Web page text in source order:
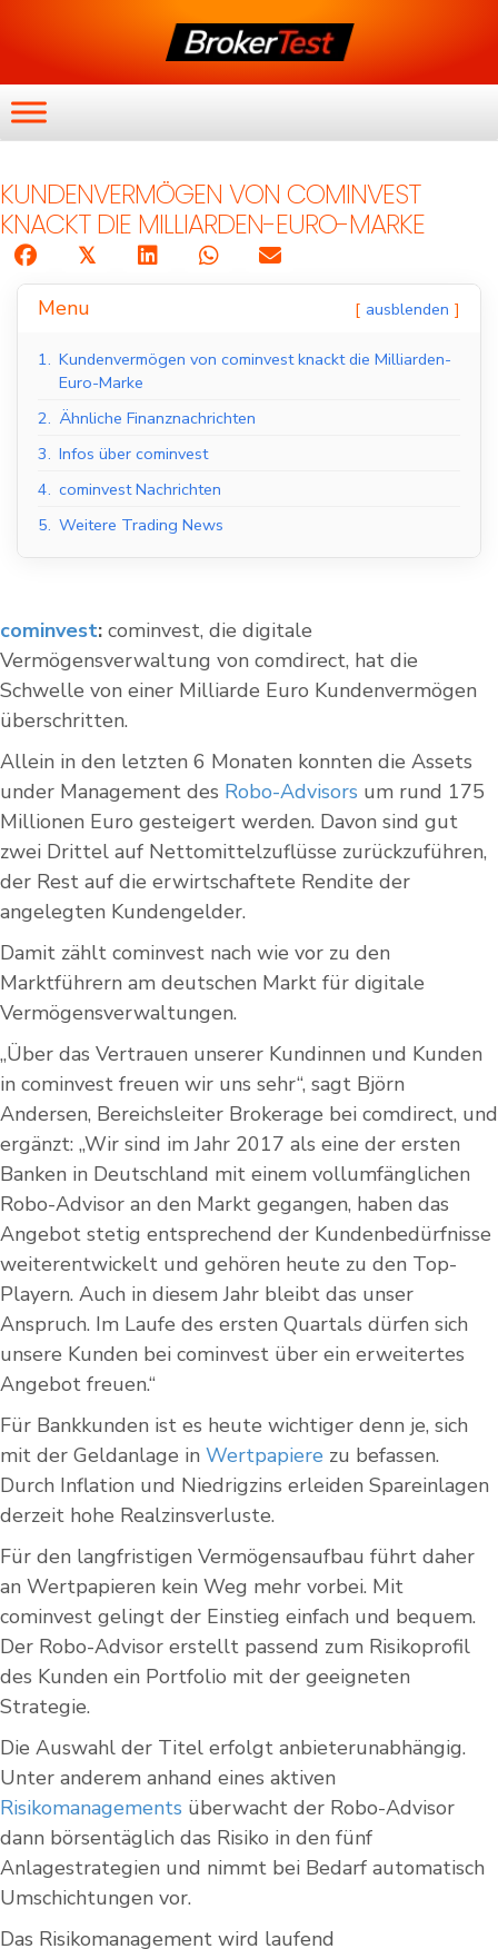
KUNDENVERMÖGEN VON COMINVEST
KNACKT DIE MILLIARDEN-EURO-MARKE
𝕏
Menu ausblenden
1. Kundenvermögen von cominvest knackt die Milliarden-
Euro-Marke
2. Ähnliche Finanznachrichten
3. Infos über cominvest
4. cominvest Nachrichten
5. Weitere Trading News
cominvest: cominvest, die digitale
Vermögensverwaltung von comdirect, hat die
Schwelle von einer Milliarde Euro Kundenvermögen
überschritten.
Allein in den letzten 6 Monaten konnten die Assets
under Management des Robo-Advisors um rund 175
Millionen Euro gesteigert werden. Davon sind gut
zwei Drittel auf Nettomittelzuflüsse zurückzuführen,
der Rest auf die erwirtschaftete Rendite der
angelegten Kundengelder.
Damit zählt cominvest nach wie vor zu den
Marktführern am deutschen Markt für digitale
Vermögensverwaltungen.
„Über das Vertrauen unserer Kundinnen und Kunden
in cominvest freuen wir uns sehr“, sagt Björn
Andersen, Bereichsleiter Brokerage bei comdirect, und
ergänzt: „Wir sind im Jahr 2017 als eine der ersten
Banken in Deutschland mit einem vollumfänglichen
Robo-Advisor an den Markt gegangen, haben das
Angebot stetig entsprechend der Kundenbedürfnisse
weiterentwickelt und gehören heute zu den Top-
Playern. Auch in diesem Jahr bleibt das unser
Anspruch. Im Laufe des ersten Quartals dürfen sich
unsere Kunden bei cominvest über ein erweitertes
Angebot freuen.“
Für Bankkunden ist es heute wichtiger denn je, sich
mit der Geldanlage in Wertpapiere zu befassen.
Durch Inflation und Niedrigzins erleiden Spareinlagen
derzeit hohe Realzinsverluste.
Für den langfristigen Vermögensaufbau führt daher
an Wertpapieren kein Weg mehr vorbei. Mit
cominvest gelingt der Einstieg einfach und bequem.
Der Robo-Advisor erstellt passend zum Risikoprofil
des Kunden ein Portfolio mit der geeigneten
Strategie.
Die Auswahl der Titel erfolgt anbieterunabhängig.
Unter anderem anhand eines aktiven
Risikomanagements überwacht der Robo-Advisor
dann börsentäglich das Risiko in den fünf
Anlagestrategien und nimmt bei Bedarf automatisch
Umschichtungen vor.
Das Risikomanagement wird laufend